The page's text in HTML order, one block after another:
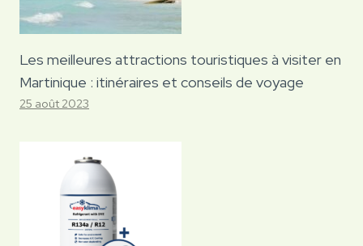
Les meilleures attractions touristiques à visiter en
Martinique : itinéraires et conseils de voyage
25 août 2023